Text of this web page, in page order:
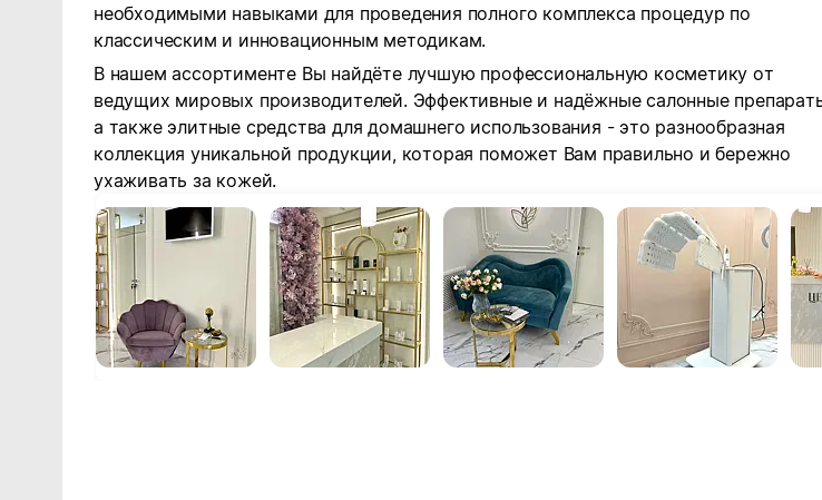
необходимыми навыками для проведения полного комплекса процедур по
классическим и инновационным методикам.
В нашем ассортименте Вы найдёте лучшую профессиональную косметику от
ведущих мировых производителей. Эффективные и надёжные салонные
а также элитные средства для домашнего использования - это разнообразная
коллекция уникальной продукции, которая поможет Вам правильно и бережно
ухаживать за кожей.